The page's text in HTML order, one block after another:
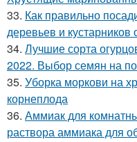
33. Как правильно
деревьев и кустарников
34. Лучшие сорта
2022. Выбор семян на
35. Уборка моркови на
корнеплода
36. Аммиак для
раствора аммиака для